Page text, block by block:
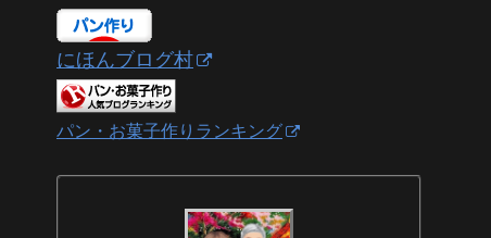
にほんブログ村
パン・お菓子作りランキング